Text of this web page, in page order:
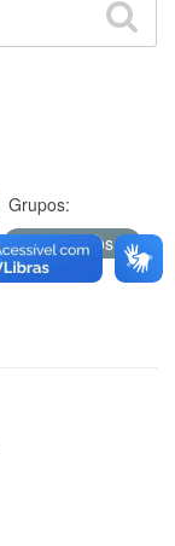
Grupos:
Matriculados